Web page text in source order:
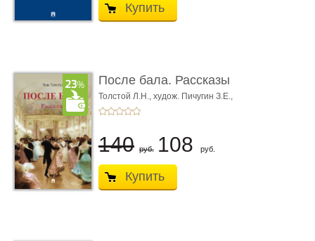
Купить
После бала. Рассказы
Толстой Л.Н., худож. Пичугин З.Е.,
худож. Лебедев А.И.,
140 руб. 108 руб.
Купить